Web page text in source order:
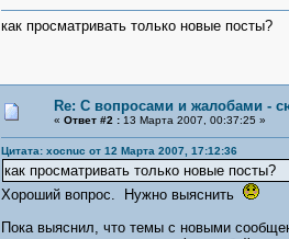
как просматривать только новые посты?
Re: С вопросами и жалобами -
« Ответ #2 :13 Марта 2007, 00:37:25 »
Цитата: xocnuc от 12 Марта 2007, 17:12:36
как просматривать только новые посты?
Хороший вопрос. Нужно выяснить
Пока выяснил, что темы с новыми